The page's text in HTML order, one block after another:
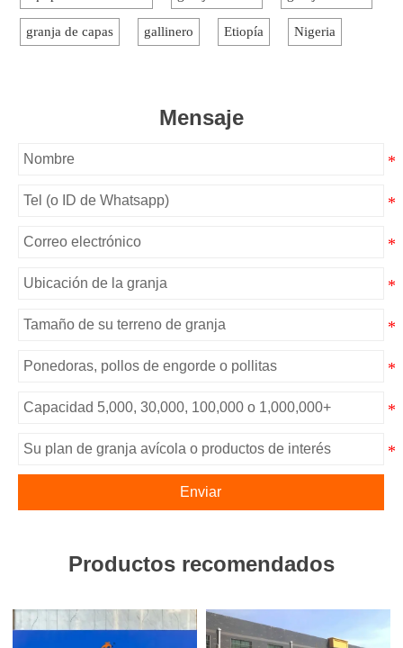
granja de capas gallinero Etiopía Nigeria
Mensaje
Enviar
Productos recomendados